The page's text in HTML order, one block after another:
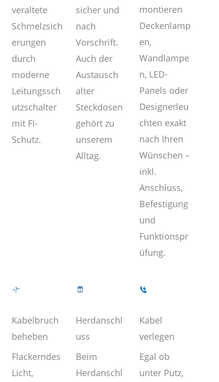
veraltete
Schmelzsich
erungen
durch
moderne
Leitungssch
utzschalter
mit FI-
Schutz.
sicher und
nach
Vorschrift.
Auch der
Austausch
alter
Steckdosen
gehört zu
unserem
Alltag.
montieren
Deckenlamp
en,
Wandlampe
n, LED-
Panels oder
Designerleu
chten exakt
nach Ihren
Wünschen –
inkl.
Anschluss,
Befestigung
und
Funktionspr
üfung.
Kabelbruch
beheben
Flackerndes
Licht,
Herdanschl
uss
Beim
Herdanschl
Kabel
verlegen
Egal ob
unter Putz,